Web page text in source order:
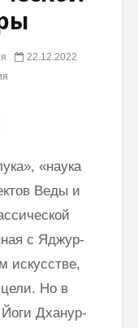
22.12.2022
«наука
Веды и
с Яджур-
искусстве,
Но в
Дханур-